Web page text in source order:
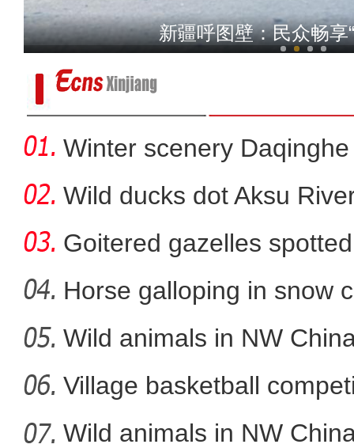
新疆乌什发生7.1级强震 阿
新疆举办首届乌兹别克斯坦
新疆呼图壁：民众畅享
Winter scenery
Wild ducks dot Aksu
Goitered gazelles
Horse galloping in snow
a
Wild animals in NW
Village basketball
Wild animals in NW